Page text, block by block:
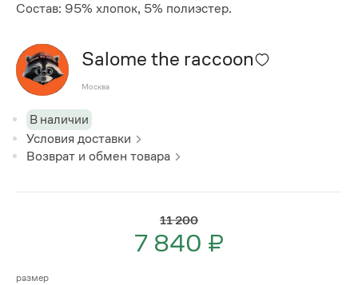
Состав: 95% хлопок, 5% полиэстер.
Salome the raccoon
Москва
В наличии
Условия доставки
Возврат и обмен товара
11 200
7 840 ₽
размер